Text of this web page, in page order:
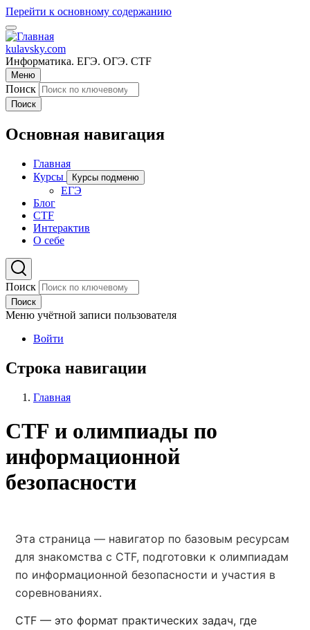
Перейти к основному содержанию
kulavsky.com
Информатика. ЕГЭ. ОГЭ. CTF
Меню
Поиск
Поиск
Основная навигация
Главная
Курсы
Курсы подменю
ЕГЭ
Блог
CTF
Интерактив
О себе
Поиск
Поиск
Меню учётной записи пользователя
Войти
Строка навигации
Главная
CTF и олимпиады по
информационной
безопасности
Эта страница — навигатор по базовым ресурсам
для знакомства с CTF, подготовки к олимпиадам
по информационной безопасности и участия в
соревнованиях.
CTF — это формат практических задач, где